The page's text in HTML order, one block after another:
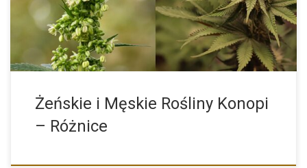
Żeńskie i Męskie Rośliny Konopi
– Różnice